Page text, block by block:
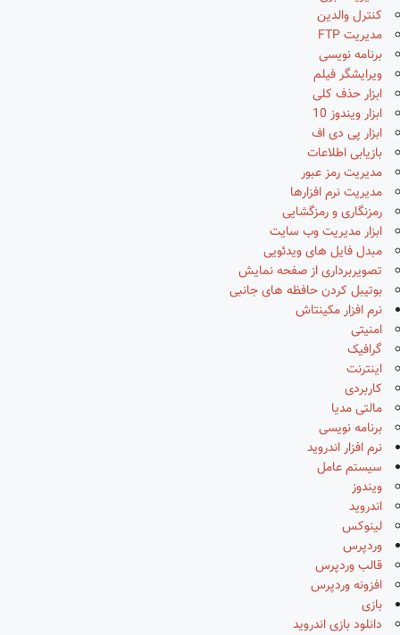
کنترل والدین
مدیریت FTP
برنامه نویسی
ویرایشگر فیلم
ابزار حذف کلی
ابزار ویندوز 10
ابزار پی دی اف
بازیابی اطلاعات
مدیریت رمز عبور
مدیریت نرم افزارها
رمزنگاری و رمزگشایی
ابزار مدیریت وب سایت
مبدل فایل های ویدئویی
تصویربرداری از صفحه نمایش
بوتیبل کردن حافظه های جانبی
نرم افزار مکینتاش
امنیتی
گرافیک
اینترنت
کاربردی
مالتی مدیا
برنامه نویسی
نرم افزار اندروید
سیستم عامل
ویندوز
اندروید
لینوکس
وردپرس
قالب وردپرس
افزونه وردپرس
بازی
دانلود بازی اندروید